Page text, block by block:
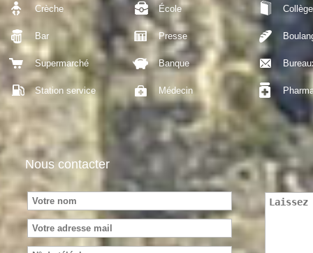
Crèche École Collège
Bar Presse
Supermarché Banque
Station service Médecin
Nous contacter